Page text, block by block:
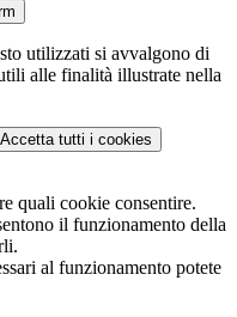
utilizzati si avvalgono di
alle finalità illustrate nella
Accetta tutti i cookies
quali cookie consentire.
il funzionamento della
al funzionamento potete